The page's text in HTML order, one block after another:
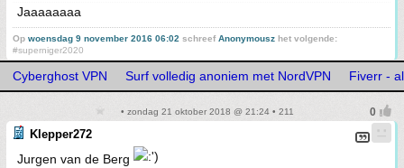
Jaaaaaaaa
Op woensdag 9 november 2016 06:02 schreefAnonymousz het volgende:
#superniger2020
Cyberghost VPN Surf volledig anoniem met NordVPN Fiverr -
• zondag 21 oktober 2018 @ 21:24 • 211
Klepper272
Jurgen van de Berg